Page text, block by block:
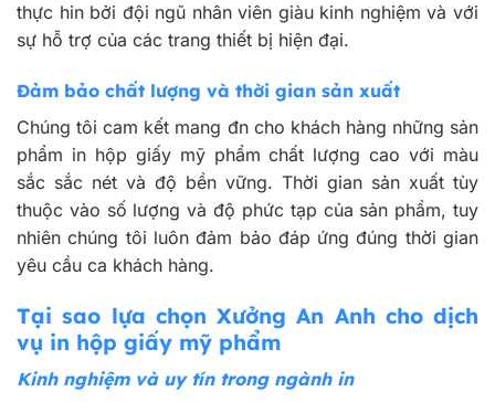
thực hin bởi đội ngũ nhân viên giàu kinh nghiệm và với
sự hỗ trợ của các trang thiết bị hiện đại.
Đảm bảo chất lượng và thời gian sản xuất
Chúng tôi cam kết mang đn cho khách hàng những sản
phẩm in hộp giấy mỹ phẩm chất lượng cao với màu
sắc sắc nét và độ bền vững. Thời gian sản xuất tùy
thuộc vào số lượng và độ phức tạp của sản phẩm, tuy
nhiên chúng tôi luôn đảm bảo đáp ứng đúng thời gian
yêu cầu ca khách hàng.
Tại sao lựa chọn Xưởng An Anh cho dịch
vụ in hộp giấy mỹ phẩm
Kinh nghiệm và uy tín trong ngành in